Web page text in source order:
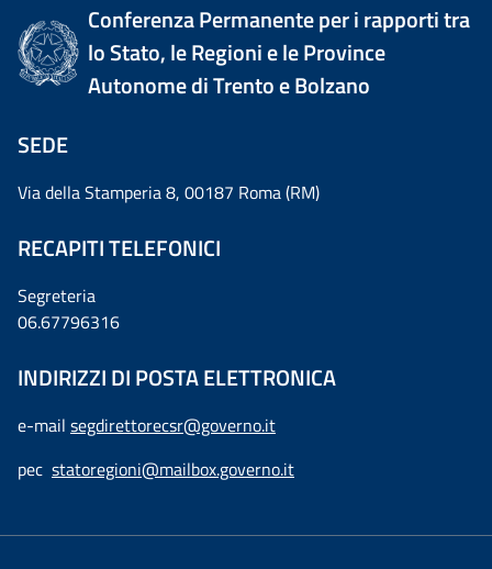
Conferenza Permanente per i rapporti tra
lo Stato, le Regioni e le Province
Autonome di Trento e Bolzano
SEDE
Via della Stamperia 8, 00187 Roma (RM)
RECAPITI TELEFONICI
Segreteria
06.67796316
INDIRIZZI DI POSTA ELETTRONICA
e-mail segdirettorecsr@governo.it
pec statoregioni@mailbox.governo.it